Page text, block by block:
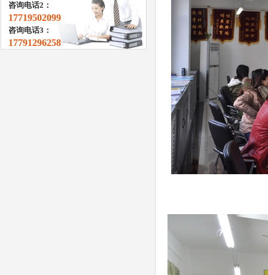
咨询电话2：
17719502099
咨询电话3：
17791296258